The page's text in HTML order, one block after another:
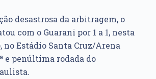
desastrosa da arbitragem, o
com o Guarani por 1 a 1, nesta
no Estádio Santa Cruz/Arena
e penúltima rodada do